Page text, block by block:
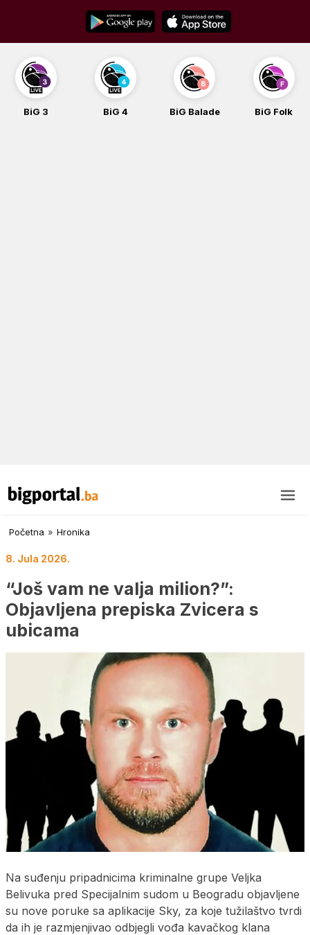
content
BiG 3 BiG 4 BiG Balade BiG Folk
Početna » Hronika
8. Jula 2026.
“Još vam ne valja milion?”:
Objavljena prepiska Zvicera s
ubicama
Na suđenju pripadnicima kriminalne grupe Veljka
Belivuka pred Specijalnim sudom u Beogradu objavljene
su nove poruke sa aplikacije Sky, za koje tužilaštvo tvrdi
da ih je razmjenjivao odbjegli vođa kavačkog klana